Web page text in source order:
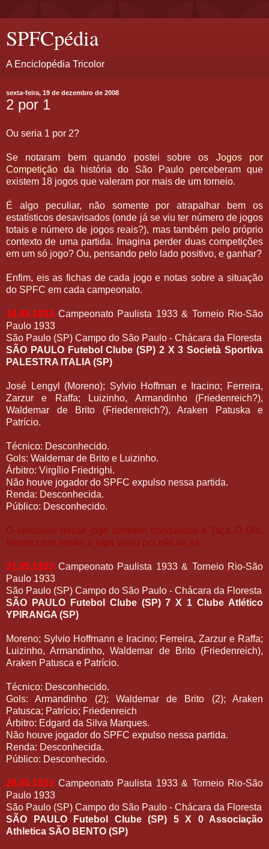
SPFCpédia
A Enciclopédia Tricolor
sexta-feira, 19 de dezembro de 2008
2 por 1
Ou seria 1 por 2?
Se notaram bem quando postei sobre os Jogos por
Competição da história do São Paulo perceberam que
existem 18 jogos que valeram por mais de um torneio.
É algo peculiar, não somente por atrapalhar bem os
estatísticos desavisados (onde já se viu ter número de jogos
totais e número de jogos reais?), mas também pelo próprio
contexto de uma partida. Imagina perder duas competições
em um só jogo? Ou, pensando pelo lado positivo, e ganhar?
Enfim, eis as fichas de cada jogo e notas sobre a situação
do SPFC em cada campeonato.
14.05.1933 Campeonato Paulista 1933 & Torneio Rio-São
Paulo 1933
São Paulo (SP) Campo do São Paulo - Chácara da Floresta
SÃO PAULO Futebol Clube (SP) 2 X 3 Società Sportiva
PALESTRA ITALIA (SP)
José Lengyl (Moreno); Sylvio Hoffman e Iracino; Ferreira,
Zarzur e Raffa; Luizinho, Armandinho (Friedenreich?),
Waldemar de Brito (Friedenreich?), Araken Patuska e
Patrício.
Técnico: Desconhecido.
Gols: Waldemar de Brito e Luizinho.
Árbitro: Virgílio Friedrighi.
Não houve jogador do SPFC expulso nessa partida.
Renda: Desconhecida.
Público: Desconhecido.
O vencedor desse jogo também conquistou a Taça O Dia.
Nesse caso então, o jogo valeu por três taças.
21.05.1933 Campeonato Paulista 1933 & Torneio Rio-São
Paulo 1933
São Paulo (SP) Campo do São Paulo - Chácara da Floresta
SÃO PAULO Futebol Clube (SP) 7 X 1 Clube Atlético
YPIRANGA (SP)
Moreno; Sylvio Hoffmann e Iracino; Ferreira, Zarzur e Raffa;
Luizinho, Armandinho, Waldemar de Brito (Friedenreich),
Araken Patusca e Patrício.
Técnico: Desconhecido.
Gols: Armandinho (2); Waldemar de Brito (2); Araken
Patusca; Patrício; Friedenreich
Árbitro: Edgard da Silva Marques.
Não houve jogador do SPFC expulso nessa partida.
Renda: Desconhecida.
Público: Desconhecido.
28.05.1933 Campeonato Paulista 1933 & Torneio Rio-São
Paulo 1933
São Paulo (SP) Campo do São Paulo - Chácara da Floresta
SÃO PAULO Futebol Clube (SP) 5 X 0 Associação
Athletica SÃO BENTO (SP)